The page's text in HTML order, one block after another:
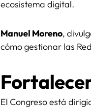
ecosistema digital.
Manuel Moreno,
cómo gestionar las
El Congreso está